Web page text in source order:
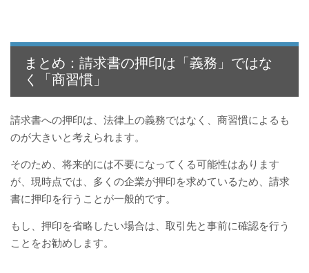
まとめ：請求書の押印は「義務」ではな
く「商習慣」
請求書への押印は、法律上の義務ではなく、商習慣によるも
のが大きいと考えられます。
そのため、将来的には不要になってくる可能性はあります
が、現時点では、多くの企業が押印を求めているため、請求
書に押印を行うことが一般的です。
もし、押印を省略したい場合は、取引先と事前に確認を行う
ことをお勧めします。